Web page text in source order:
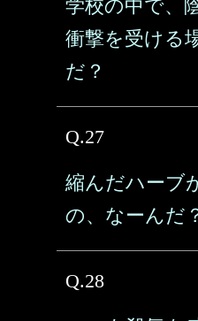
学校の中で、
衝撃を受ける
だ？
Q.27
縮んだハーブ
の、なーんだ
Q.28